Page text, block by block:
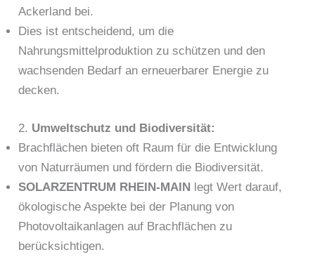
Ackerland bei.
Dies ist entscheidend, um die
Nahrungsmittelproduktion zu schützen und den
wachsenden Bedarf an erneuerbarer Energie zu
decken.
2. Umweltschutz und Biodiversität:
Brachflächen bieten oft Raum für die Entwicklung
von Naturräumen und fördern die Biodiversität.
SOLARZENTRUM RHEIN-MAIN legt Wert darauf,
ökologische Aspekte bei der Planung von
Photovoltaikanlagen auf Brachflächen zu
berücksichtigen.